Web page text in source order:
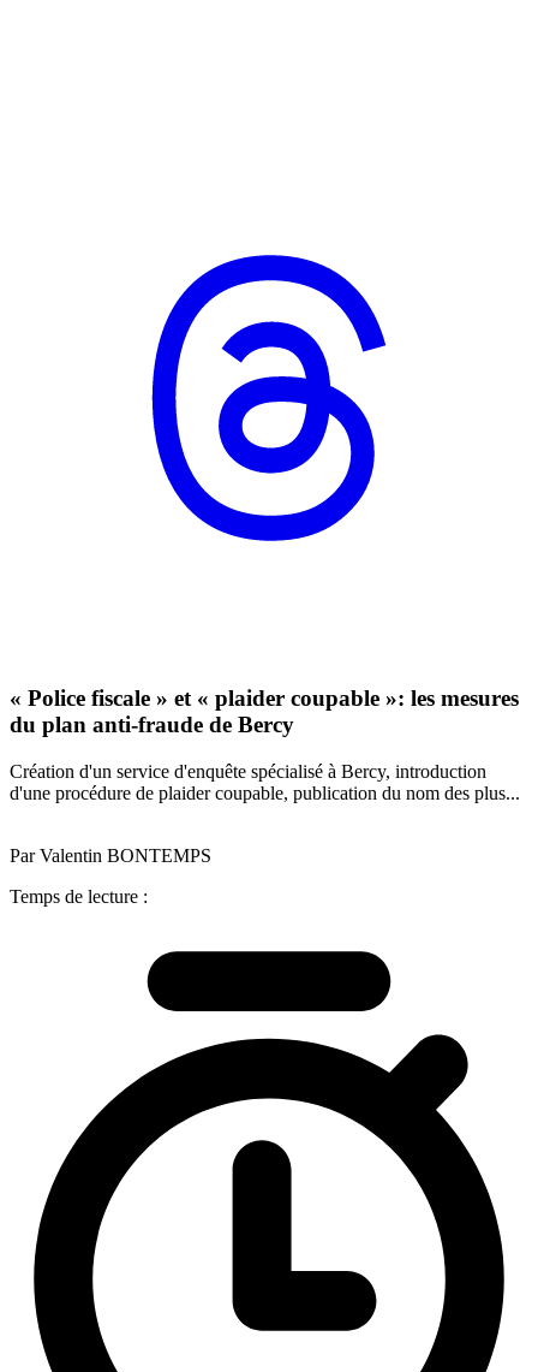
« Police fiscale » et « plaider coupable »: les mesures
du plan anti-fraude de Bercy
Création d'un service d'enquête spécialisé à Bercy, introduction
d'une procédure de plaider coupable, publication du nom des plus...
Par Valentin BONTEMPS
Temps de lecture :